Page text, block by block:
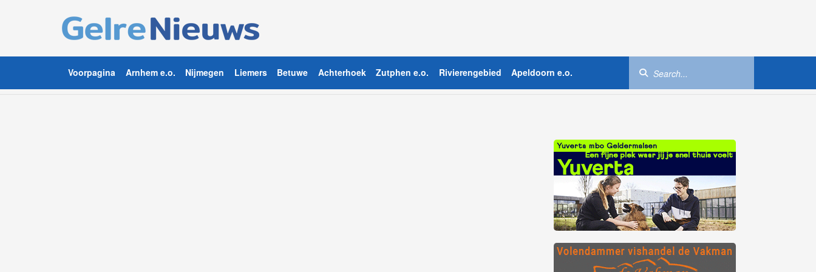
Voorpagina Arnhem e.o. Nijmegen Liemers Betuwe Achterhoek Zutphen e.o. Rivierengebied Apeldoorn e.o.